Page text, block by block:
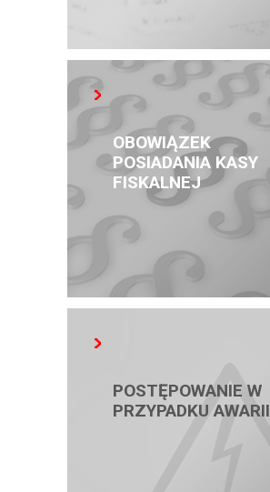
OBOWIĄZEK
POSIADANIA KASY
FISKALNEJ
POSTĘPOWANIE W
PRZYPADKU AWARII